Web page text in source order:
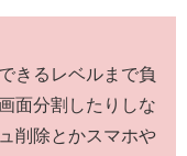
きるレベルまで負
面分割したりしな
削除とかスマホや